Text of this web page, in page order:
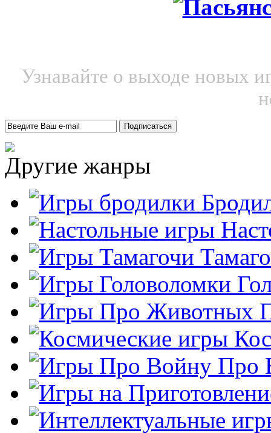
Узнавайте о выходе новых
Другие жанры
Про